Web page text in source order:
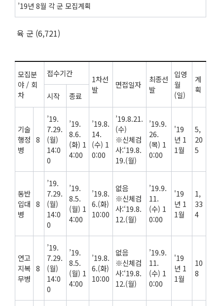
’19년 8월 각 군 모집계획
육 군 (6,721)
모집분
야 / 회
차
접수기간
1차선
발
면접일자
최종선
발
입영
월
(일)
계
획
시작 종료
기술
행정
병
8
’19.
7.29.
(월)
14:0
0
’19.
8.6.
(화) 1
4:00
’19.8.
14.
(수) 1
0:00
’19.8.21.
(수)
※신체검
사:‘19.8.
19.(월)
’19.9.
26.
(목) 1
0:00
'19
년 1
1월
5,
20
5
동반
입대
병
8
’19.
7.29.
(월)
14:0
0
’19.
8.5.
(월) 1
4:00
’19.8.
6.(화)
10:00
없음
※신체검
사:‘19.8.
12.(월)
’19.9.
11.
(수) 1
0:00
'19
년 1
1월
1,
33
4
연고
지복
무병
8
’19.
7.29.
(월)
14:0
0
’19.
8.5.
(월) 1
4:00
’19.8.
6.(화)
10:00
없음
※신체검
사:‘19.8.
12.(월)
’19.9.
11.
(수) 1
0:00
'19
년 1
1월
10
8